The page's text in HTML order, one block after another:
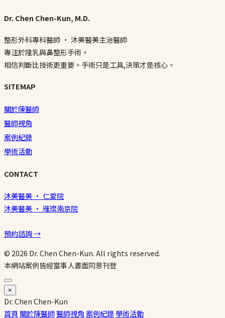
Dr. Chen Chen-Kun, M.D.
整形外科專科醫師 · 沐美醫美主治醫師
專注於隆乳與鼻整形手術。
相信判斷比技術更重要。手術只是工具,決策才是核心。
SITEMAP
關於陳醫師
醫師視角
案例紀錄
學術活動
CONTACT
沐美醫美 · 仁愛院
沐美醫美 · 璀璨南京院
預約諮詢 →
© 2026 Dr. Chen Chen-Kun. All rights reserved.
本網站案例皆經當事人書面同意刊登
×
Dr.ChenChen-Kun
首頁 關於陳醫師醫師視角案例紀錄學術活動